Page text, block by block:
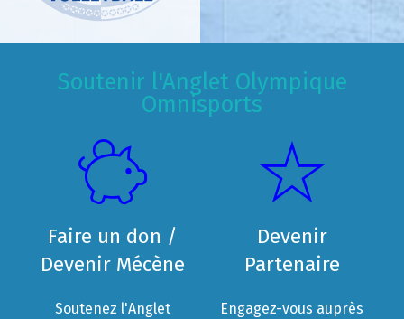
Soutenir l'Anglet Olympique
Omnisports
Faire un don /
Devenir Mécène
Soutenez l'Anglet
Devenir
Partenaire
Engagez-vous auprès